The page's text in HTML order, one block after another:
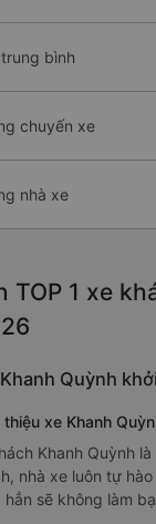
bình
chuyến xe
nhà xe
TOP 1 xe
Khanh Quỳnh
thiệu xe Khanh
Khanh Quỳnh
nhà xe luôn tự
hẳn sẽ không làm